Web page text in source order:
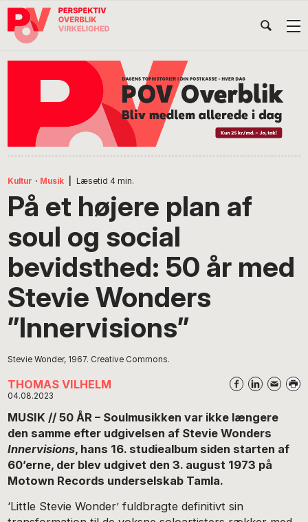
Gå
direkte
Skip
indhold
Gå
direkte
Kultur · Musik Læsetid 4 min.
På et højere plan af
soul og social
bevidsthed: 50 år med
Stevie Wonders
”Innervisions”
Stevie Wonder, 1967. Creative Commons.
THOMAS VILHELM
04.08.2023
MUSIK // 50 ÅR – Soulmusikken var ikke længere
den samme efter udgivelsen af Stevie Wonders
Innervisions, hans 16. studiealbum siden starten af
60’erne, der blev udgivet den 3. august 1973 på
Motown Records underselskab Tamla.
‘Little Stevie Wonder’ fuldbragte definitivt sin